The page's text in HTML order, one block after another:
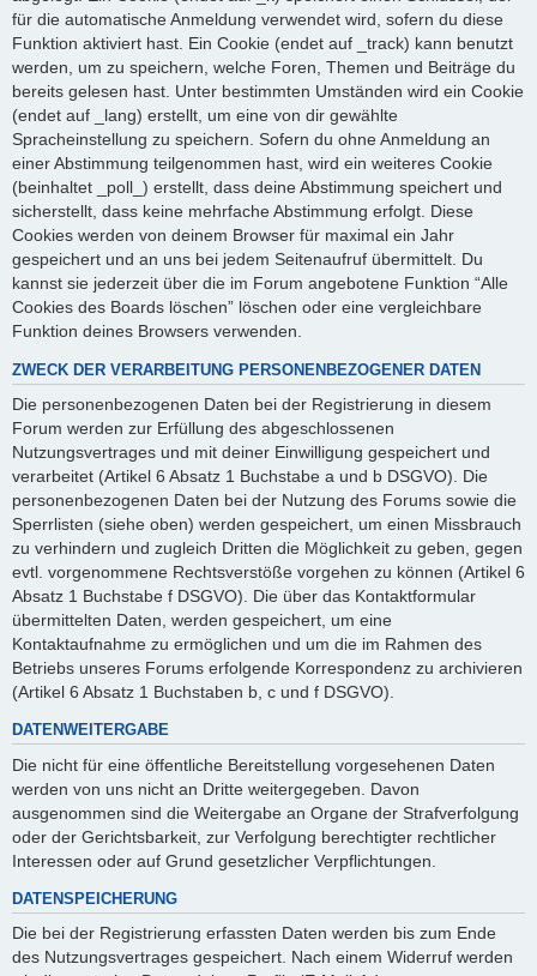
für die automatische Anmeldung verwendet wird, sofern du diese
Funktion aktiviert hast. Ein Cookie (endet auf _track) kann benutzt
werden, um zu speichern, welche Foren, Themen und Beiträge du
bereits gelesen hast. Unter bestimmten Umständen wird ein Cookie
(endet auf _lang) erstellt, um eine von dir gewählte
Spracheinstellung zu speichern. Sofern du ohne Anmeldung an
einer Abstimmung teilgenommen hast, wird ein weiteres Cookie
(beinhaltet _poll_) erstellt, dass deine Abstimmung speichert und
sicherstellt, dass keine mehrfache Abstimmung erfolgt. Diese
Cookies werden von deinem Browser für maximal ein Jahr
gespeichert und an uns bei jedem Seitenaufruf übermittelt. Du
kannst sie jederzeit über die im Forum angebotene Funktion “Alle
Cookies des Boards löschen” löschen oder eine vergleichbare
Funktion deines Browsers verwenden.
ZWECK DER VERARBEITUNG PERSONENBEZOGENER DATEN
Die personenbezogenen Daten bei der Registrierung in diesem
Forum werden zur Erfüllung des abgeschlossenen
Nutzungsvertrages und mit deiner Einwilligung gespeichert und
verarbeitet (Artikel 6 Absatz 1 Buchstabe a und b DSGVO). Die
personenbezogenen Daten bei der Nutzung des Forums sowie die
Sperrlisten (siehe oben) werden gespeichert, um einen Missbrauch
zu verhindern und zugleich Dritten die Möglichkeit zu geben, gegen
evtl. vorgenommene Rechtsverstöße vorgehen zu können (Artikel 6
Absatz 1 Buchstabe f DSGVO). Die über das Kontaktformular
übermittelten Daten, werden gespeichert, um eine
Kontaktaufnahme zu ermöglichen und um die im Rahmen des
Betriebs unseres Forums erfolgende Korrespondenz zu archivieren
(Artikel 6 Absatz 1 Buchstaben b, c und f DSGVO).
DATENWEITERGABE
Die nicht für eine öffentliche Bereitstellung vorgesehenen Daten
werden von uns nicht an Dritte weitergegeben. Davon
ausgenommen sind die Weitergabe an Organe der Strafverfolgung
oder der Gerichtsbarkeit, zur Verfolgung berechtigter rechtlicher
Interessen oder auf Grund gesetzlicher Verpflichtungen.
DATENSPEICHERUNG
Die bei der Registrierung erfassten Daten werden bis zum Ende
des Nutzungsvertrages gespeichert. Nach einem Widerruf werden